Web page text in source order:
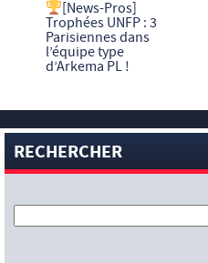
[News-Pros]
Trophées UNFP : 3
Parisiennes dans
l’équipe type
d’Arkema PL !
RECHERCHER